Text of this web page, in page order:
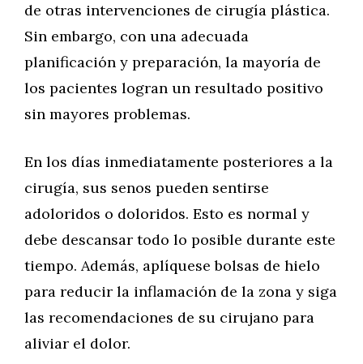
de otras intervenciones de cirugía plástica.
Sin embargo, con una adecuada
planificación y preparación, la mayoría de
los pacientes logran un resultado positivo
sin mayores problemas.
En los días inmediatamente posteriores a la
cirugía, sus senos pueden sentirse
adoloridos o doloridos. Esto es normal y
debe descansar todo lo posible durante este
tiempo. Además, aplíquese bolsas de hielo
para reducir la inflamación de la zona y siga
las recomendaciones de su cirujano para
aliviar el dolor.